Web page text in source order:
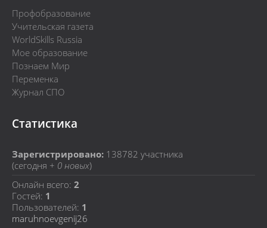
Профобразование
Учительская газета
WorldSkills Russia
Мое образование
Познаем Мир
Переменка
Журнал СПО
Статистика
Зарегистрировано: 138782 участника
(сегодня + 0 новых)
Онлайн всего: 2
Гостей: 1
Пользователей: 1
maruhnoevgenij26